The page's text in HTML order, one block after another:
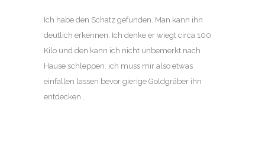
Ich habe den Schatz gefunden. Man kann ihn
deutlich erkennen. Ich denke er wiegt circa 100
Kilo und den kann ich nicht unbemerkt nach
Hause schleppen. ich muss mir also etwas
einfallen lassen bevor gierige Goldgräber ihn
entdecken…